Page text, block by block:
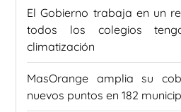
El Gobierno trabaja en un
todos los colegios
climatización
MasOrange amplia su
nuevos puntos en 182